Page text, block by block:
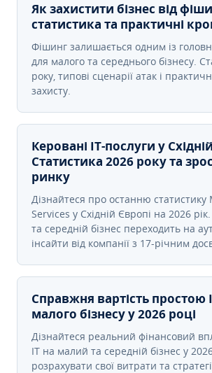
Як захистити бізнес від
статистика та практичні
Фішинг залишається одним із
для малого та середнього бізнесу.
року, типові сценарії атак і
захисту.
Керовані ІТ-послуги у
Статистика 2026 року та
ринку
Дізнайтеся про останню статистику
Services у Східній Європі на 2026
та середній бізнес переходить на
інсайти від компанії з 17-річним
Справжня вартість простою
малого бізнесу у 2026 році
Дізнайтеся реальний фінансовий
IT на малий та середній бізнес у
розрахувати свої витрати та